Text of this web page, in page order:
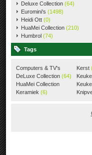
Deluxe Collection (64)
Euromini's (1498)
Heidi Ott (0)
HuaMei Collection (210)
Humbrol (74)
Tags
Computers & TV's
(18)
DeLuxe Collection (64)
HuaMei Collection
(205)
Keramiek (6)
Kerst